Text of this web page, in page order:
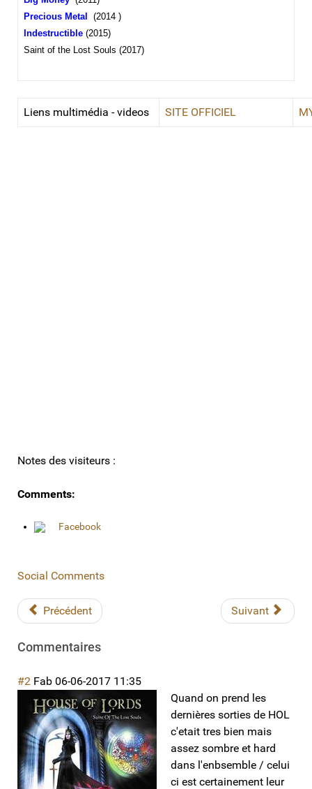
Precious Metal (2014 )
Indestructible (2015)
Saint of the Lost Souls (2017)
Liens multimédia - videos SITE OFFICIEL
Notes des visiteurs :
Comments:
Facebook
Social Comments
Précédent Suivant
Commentaires
#2 Fab 06-06-2017 11:35
Quand on prend les
dernières sorties de HOL
c'etait tres bien mais
assez sombre et hard
dans l'enbsemble / celui
ci est certainement leur